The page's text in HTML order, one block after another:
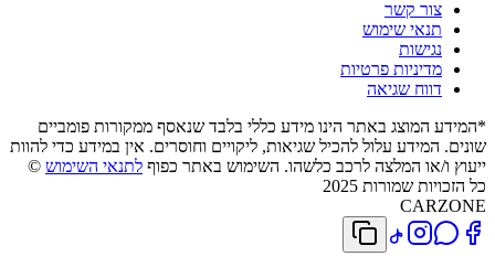
צור קשר
תנאי שימוש
נגישות
מדיניות פרטיות
דווח שגיאה
*המידע המוצג באתר הינו מידע כללי בלבד שנאסף ממקורות פומביים
שונים. המידע עלול להכיל שגיאות, ליקויים וחוסרים. אין במידע כדי להוות
ייעוץ ו/או המלצה לרכב כלשהו. השימוש באתר כפוף לתנאי השימוש ©
כל הזכויות שמורות 2025
CARZONE